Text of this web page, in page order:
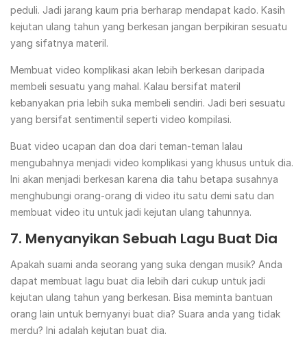
peduli. Jadi jarang kaum pria berharap mendapat kado. Kasih
kejutan ulang tahun yang berkesan jangan berpikiran sesuatu
yang sifatnya materil.
Membuat video komplikasi akan lebih berkesan daripada
membeli sesuatu yang mahal. Kalau bersifat materil
kebanyakan pria lebih suka membeli sendiri. Jadi beri sesuatu
yang bersifat sentimentil seperti video kompilasi.
Buat video ucapan dan doa dari teman-teman lalau
mengubahnya menjadi video komplikasi yang khusus untuk dia.
Ini akan menjadi berkesan karena dia tahu betapa susahnya
menghubungi orang-orang di video itu satu demi satu dan
membuat video itu untuk jadi kejutan ulang tahunnya.
7. Menyanyikan Sebuah Lagu Buat Dia
Apakah suami anda seorang yang suka dengan musik? Anda
dapat membuat lagu buat dia lebih dari cukup untuk jadi
kejutan ulang tahun yang berkesan. Bisa meminta bantuan
orang lain untuk bernyanyi buat dia? Suara anda yang tidak
merdu? Ini adalah kejutan buat dia.